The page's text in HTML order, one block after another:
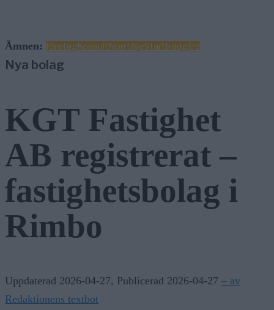
Ämnen: företagKonsultNorrtäljeStartträdgård
Nya bolag
KGT Fastighet
AB registrerat –
fastighetsbolag i
Rimbo
Uppdaterad 2026-04-27, Publicerad 2026-04-27 – av
Redaktionens textbot